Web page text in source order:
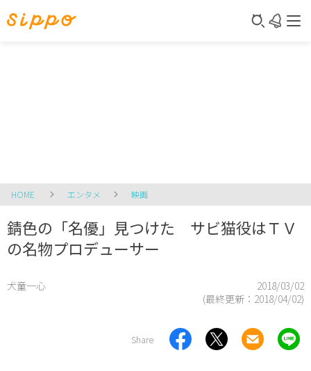
HOME エンタメ 映画
錆色の「名優」見つけた サビ猫役はＴＶ
の名物プロデューサー
犬童一心
2018/03/02
(最終更新： 2018/04/02)
Share